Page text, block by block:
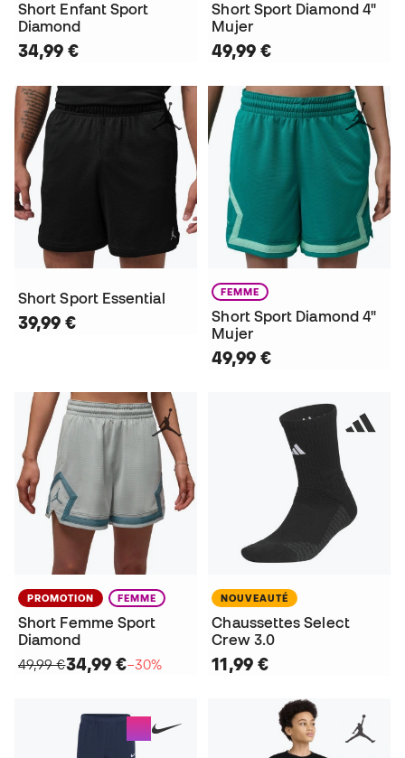
Short Enfant Sport
Diamond
34,99 €
Short Sport Diamond 4"
Mujer
49,99 €
Short Sport Essential
39,99 €
FEMME
Short Sport Diamond 4"
Mujer
49,99 €
PROMOTION FEMME
Short Femme Sport
Diamond
49,99 €34,99 €−30%
NOUVEAUTÉ
Chaussettes Select
Crew 3.0
11,99 €